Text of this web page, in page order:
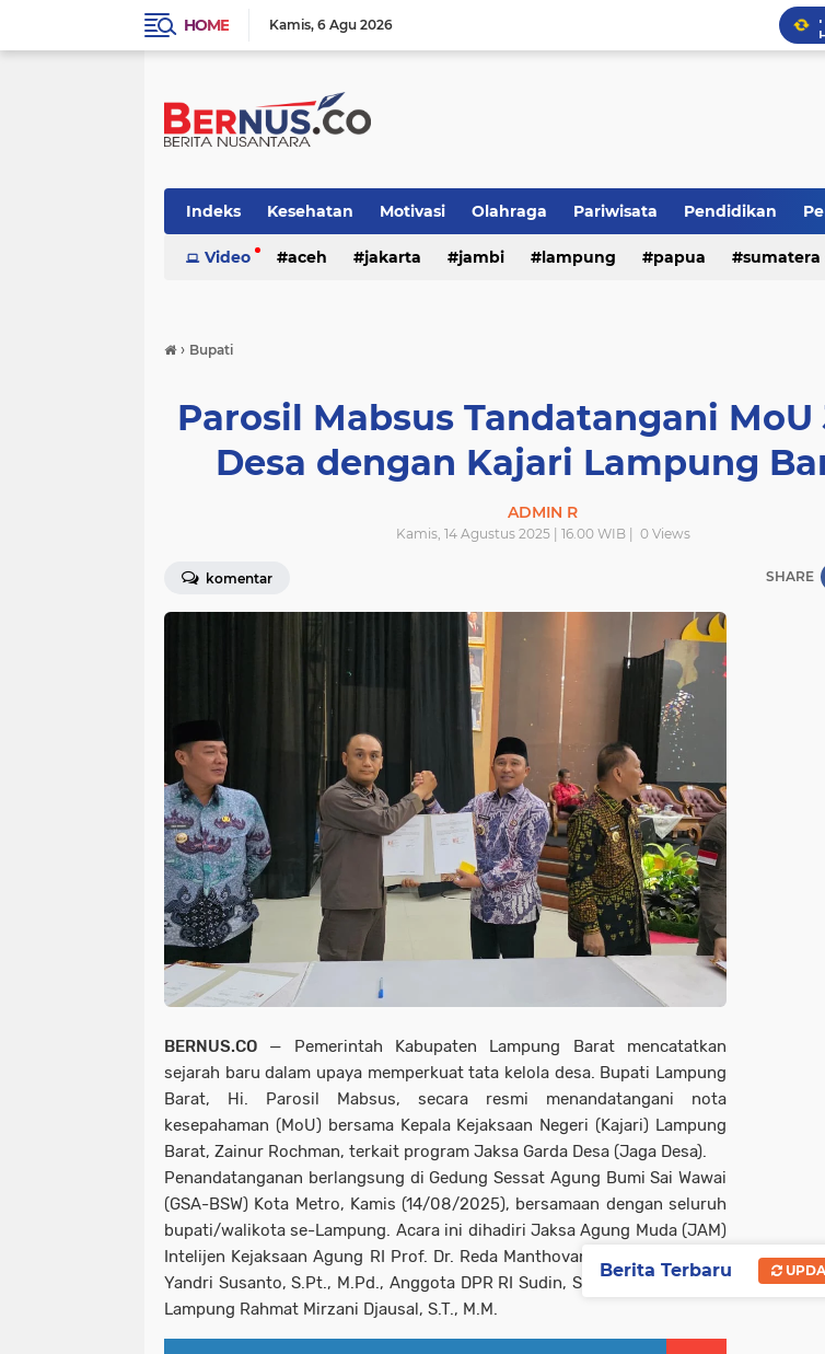
HOME Kamis 6 Agu 2026
Indeks Kesehatan Motivasi Olahraga Pariwisata Pendidikan
nasional otomotif pemerintahan politik
Video aceh jakarta jambi lampung papua sumatera
› Bupati
Parosil Mabsus Tandatangani MoU
Desa dengan Kajari Lampung
ADMIN R
Kamis, 14 Agustus 2025 | 16.00 WIB | 0Views
komentar SHARE
BERNUS.CO — Pemerintah Kabupaten Lampung Barat mencatatkan
sejarah baru dalam upaya memperkuat tata kelola desa. Bupati Lampung
Barat, Hi. Parosil Mabsus, secara resmi menandatangani nota
kesepahaman (MoU) bersama Kepala Kejaksaan Negeri (Kajari) Lampung
Barat, Zainur Rochman, terkait program Jaksa Garda Desa (Jaga Desa).
Penandatanganan berlangsung di Gedung Sessat Agung Bumi Sai Wawai
(GSA-BSW) Kota Metro, Kamis (14/08/2025), bersamaan dengan seluruh
bupati/walikota se-Lampung. Acara ini dihadiri Jaksa Agung Muda (JAM)
Intelijen Kejaksaan Agung RI Prof. Dr. Reda Manthovani, Menteri Desa H.
Yandri Susanto, S.Pt., M.Pd., Anggota DPR RI Sudin, S.E., serta Gubernur
Lampung Rahmat Mirzani Djausal, S.T., M.M.
Berita Terbaru